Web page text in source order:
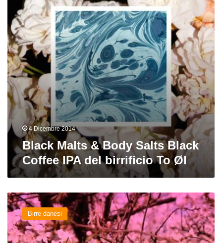
Black
Coffee
IPA
del
birrificio
To
Øl
4 Dicembre 2014
Black Malts & Body Salts Black
Coffee IPA del birrificio To Øl
Sundancer
del
birrificio
To
Øl
Birre danesi